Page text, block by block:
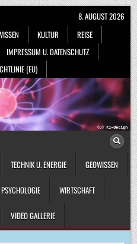
KULTUR
REISE
IMPRESSUM U. DATENSCHUTZ
(EU)
8. AUGUST 2026
TECHNIK U. ENERGIE GEOWISSEN
PSYCHOLOGIE WIRTSCHAFT
VIDEO GALLERIE